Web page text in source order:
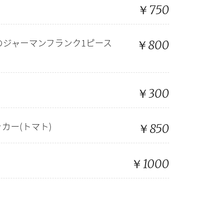
￥750
ャーマンフランク1ピース ￥800
￥300
ー(トマト) ￥850
￥1000